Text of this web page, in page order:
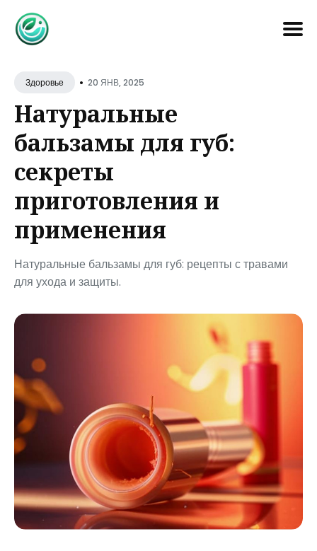
for
Здоровье • 20 ЯНВ, 2025
Натуральные
бальзамы для губ:
секреты
приготовления и
применения
Натуральные бальзамы для губ: рецепты с травами
для ухода и защиты.